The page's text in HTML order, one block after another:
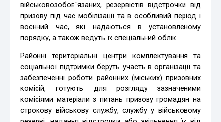
військовозобов`язаних, резервістів відстрочки від
призову під час мобілізації та в особливий період і
воєнний час, які надаються в установленому
порядку, а також ведуть їх спеціальний облік.
Районні територіальні центри комплектування та
соціальної підтримки беруть участь в організації та
забезпеченні роботи районних (міських) призовних
комісій, готують для розгляду зазначеними
комісіями матеріали з питань призову громадян на
строкову військову службу, службу у військовому